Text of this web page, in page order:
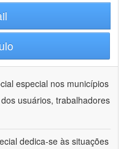
especial nos municípios
usuários, trabalhadores
dedica-se às situações